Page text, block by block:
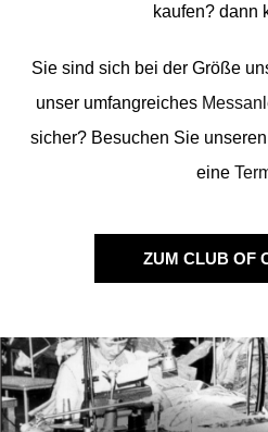
kaufen? dann
Sie sind sich bei der Größe
unser umfangreiches
sicher? Besuchen Sie
eine
ZUM CLUB OF